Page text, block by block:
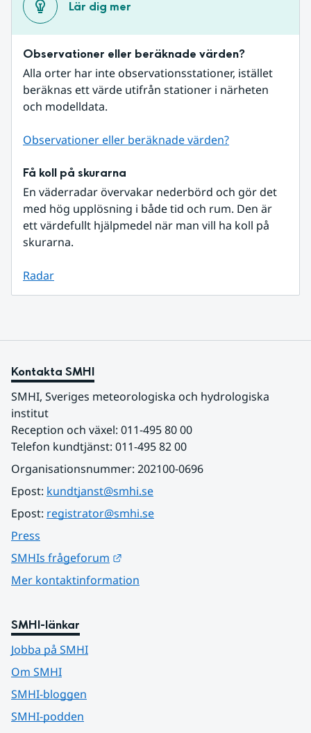
Lär dig mer
Observationer eller beräknade värden?
Alla orter har inte observationsstationer, istället
beräknas ett värde utifrån stationer i närheten
och modelldata.
Observationer eller beräknade värden?
Få koll på skurarna
En väderradar övervakar nederbörd och gör det
med hög upplösning i både tid och rum. Den är
ett värdefullt hjälpmedel när man vill ha koll på
skurarna.
Radar
Kontakta SMHI
SMHI, Sveriges meteorologiska och hydrologiska
institut
Reception och växel: 011-495 80 00
Telefon kundtjänst: 011-495 82 00
Organisationsnummer: 202100-0696
Epost: kundtjanst@smhi.se
Epost: registrator@smhi.se
Press
SMHIs frågeforum
Mer kontaktinformation
SMHI-länkar
Jobba på SMHI
Om SMHI
SMHI-bloggen
SMHI-podden